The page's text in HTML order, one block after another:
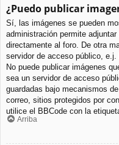
¿Puedo publicar
Sí, las imágenes se pueden
administración permite
directamente al foro. De otra
servidor de acceso público, e.j.
No puede publicar imágenes
sea un servidor de acceso
guardadas bajo mecanismos
correo, sitios protegidos por
utilice el BBCode con la
Arriba